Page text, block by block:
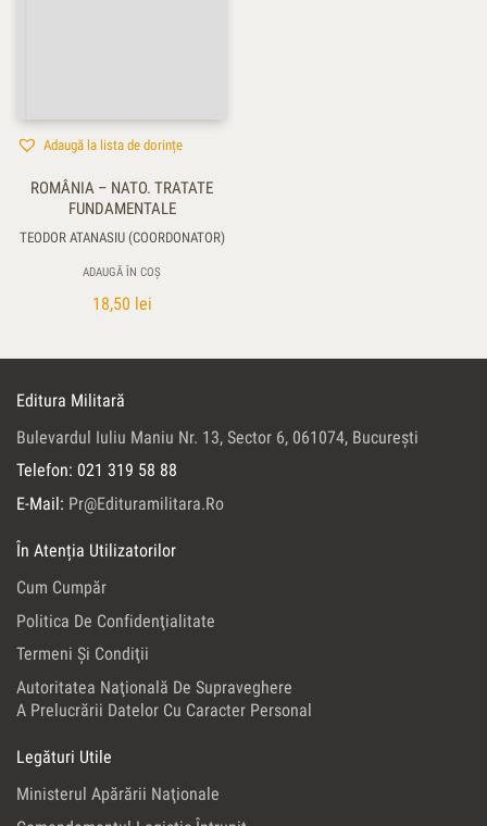
Adaugă la lista de dorințe
ROMÂNIA – NATO. TRATATE
FUNDAMENTALE
TEODOR ATANASIU (COORDONATOR)
ADAUGĂ ÎN COȘ
18,50 lei
Editura Militară
Bulevardul Iuliu Maniu Nr. 13, Sector 6, 061074, Bucureşti
Telefon: 021 319 58 88
E-Mail: Pr@edituramilitara.ro
În Atenția Utilizatorilor
Cum Cumpăr
Politica De Confidenţialitate
Termeni Şi Condiţii
Autoritatea Naţională De Supraveghere
A Prelucrării Datelor Cu Caracter Personal
Legături Utile
Ministerul Apărării Naţionale